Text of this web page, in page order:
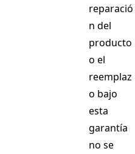
reparació
n del
producto
o el
reemplaz
o bajo
esta
garantía
no se